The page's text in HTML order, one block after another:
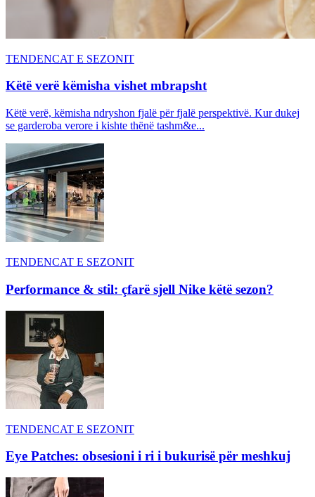
TENDENCAT E SEZONIT
Këtë verë këmisha vishet mbrapsht
Këtë verë, këmisha ndryshon fjalë për fjalë perspektivë. Kur dukej
se garderoba verore i kishte thënë tashm&e...
TENDENCAT E SEZONIT
Performance & stil: çfarë sjell Nike këtë sezon?
TENDENCAT E SEZONIT
Eye Patches: obsesioni i ri i bukurisë për meshkuj